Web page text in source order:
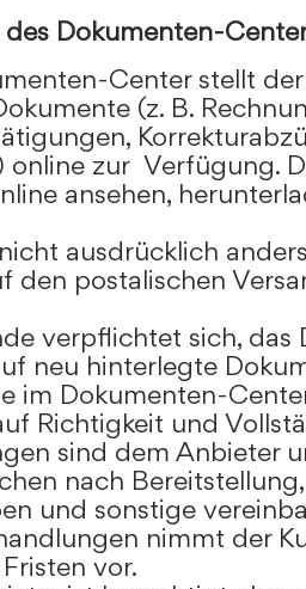
Dokumenten-
Center stellt
(z. B.
online zur Verfügung.
ansehen,
ausdrücklich
den postalischen
verpflichtet sich, das
neu hinterlegte
im Dokumenten-
Richtigkeit und
sind dem Anbieter
nach
und sonstige
nimmt der
vor.